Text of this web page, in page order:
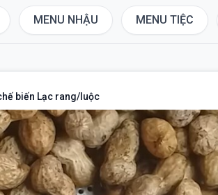
MENU NHẬU MENU TIỆC
biến Lạc rang/luộc